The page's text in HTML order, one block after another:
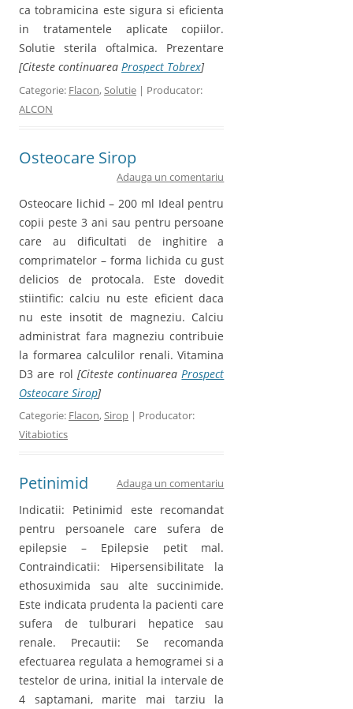
ca tobramicina este sigura si eficienta
in tratamentele aplicate copiilor.
Solutie sterila oftalmica. Prezentare
[Citeste continuarea Prospect Tobrex]
Categorie: Flacon,Solutie | Producator:
ALCON
Osteocare Sirop
Adauga un comentariu
Osteocare lichid – 200 ml Ideal pentru
copii peste 3 ani sau pentru persoane
care au dificultati de inghitire a
comprimatelor – forma lichida cu gust
delicios de protocala. Este dovedit
stiintific: calciu nu este eficient daca
nu este insotit de magneziu. Calciu
administrat fara magneziu contribuie
la formarea calculilor renali. Vitamina
D3 are rol [Citeste continuarea Prospect
Osteocare Sirop]
Categorie: Flacon,Sirop | Producator:
Vitabiotics
Petinimid Adauga un comentariu
Indicatii: Petinimid este recomandat
pentru persoanele care sufera de
epilepsie – Epilepsie petit mal.
Contraindicatii: Hipersensibilitate la
ethosuximida sau alte succinimide.
Este indicata prudenta la pacienti care
sufera de tulburari hepatice sau
renale. Precautii: Se recomanda
efectuarea regulata a hemogramei si a
testelor de urina, initial la intervale de
4 saptamani, marite mai tarziu la